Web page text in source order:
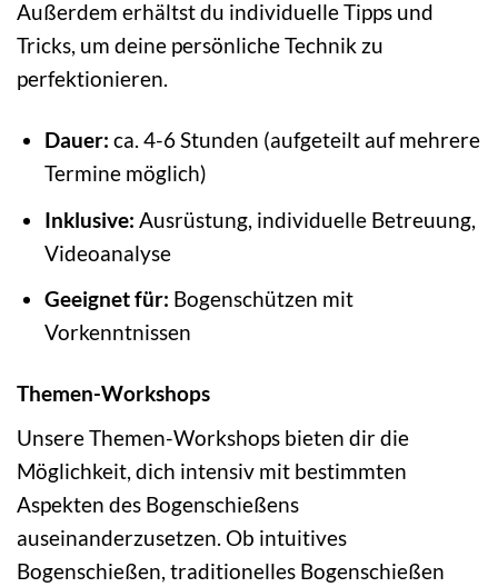
Außerdem erhältst du individuelle Tipps und
Tricks, um deine persönliche Technik zu
perfektionieren.
Dauer: ca. 4-6 Stunden (aufgeteilt auf mehrere
Termine möglich)
Inklusive: Ausrüstung, individuelle Betreuung,
Videoanalyse
Geeignet für: Bogenschützen mit
Vorkenntnissen
Themen-Workshops
Unsere Themen-Workshops bieten dir die
Möglichkeit, dich intensiv mit bestimmten
Aspekten des Bogenschießens
auseinanderzusetzen. Ob intuitives
Bogenschießen, traditionelles Bogenschießen